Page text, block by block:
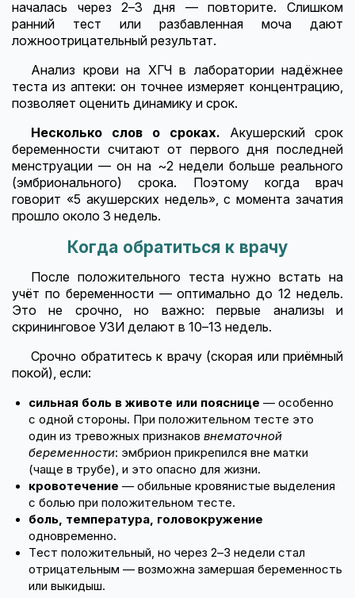
началась через 2–3 дня — повторите. Слишком
ранний тест или разбавленная моча дают
ложноотрицательный результат.
Анализ крови на ХГЧ в лаборатории надёжнее
теста из аптеки: он точнее измеряет концентрацию,
позволяет оценить динамику и срок.
Несколько слов о сроках. Акушерский срок
беременности считают от первого дня последней
менструации — он на ~2 недели больше реального
(эмбрионального) срока. Поэтому когда врач
говорит «5 акушерских недель», с момента зачатия
прошло около 3 недель.
Когда обратиться к врачу
После положительного теста нужно встать на
учёт по беременности — оптимально до 12 недель.
Это не срочно, но важно: первые анализы и
скрининговое УЗИ делают в 10–13 недель.
Срочно обратитесь к врачу (скорая или приёмный
покой), если:
сильная боль в животе или пояснице — особенно
с одной стороны. При положительном тесте это
один из тревожных признаков внематочной
беременности: эмбрион прикрепился вне матки
(чаще в трубе), и это опасно для жизни.
кровотечение — обильные кровянистые выделения
с болью при положительном тесте.
боль, температура, головокружение
одновременно.
Тест положительный, но через 2–3 недели стал
отрицательным — возможна замершая беременность
или выкидыш.